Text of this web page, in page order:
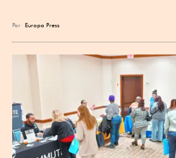
Por Europa Press